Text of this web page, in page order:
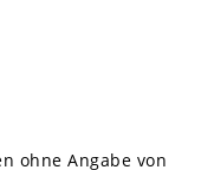
ohne Angabe von